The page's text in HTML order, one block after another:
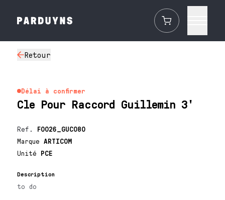
Retour
Délai à confirmer
Cle Pour Raccord Guillemin 3'
Ref. F0026_GUC080
MarqueARTICOM
Unité PCE
Description
to do